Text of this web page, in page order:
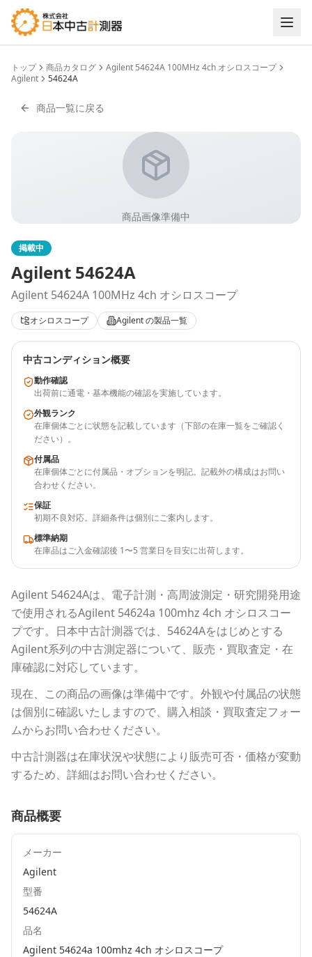
トップ 商品カタログ
Agilent 54624A 100MHz 4ch オシロスコープ
Agilent
54624A
商品一覧に戻る
商品画像準備中
掲載中
Agilent 54624A
Agilent 54624A 100MHz 4ch オシロスコープ
オシロスコープ Agilentの製品一覧
中古コンディション概要
動作確認
出荷前に通電・基本機能の確認を実施しています。
外観ランク
在庫個体ごとに状態を記載しています（下部の在庫一覧をご確認く
ださい）。
付属品
在庫個体ごとに付属品・オプションを明記。記載外の構成はお問い
合わせください。
保証
初期不良対応。詳細条件は個別にご案内します。
標準納期
在庫品はご入金確認後 1〜5 営業日を目安に出荷します。
Agilent 54624Aは、電子計測・高周波測定・研究開発用途
で使用されるAgilent 54624a 100mhz 4ch オシロスコー
プです。 日本中古計測器では、 54624Aをはじめとする
Agilent系列の中古測定器について、販売・買取査定・在
庫確認に対応しています。
現在、この商品の画像は準備中です。外観や付属品の状態
は個別に確認いたしますので、購入相談・買取査定フォー
ムからお問い合わせください。
中古計測器は在庫状況や状態により販売可否・価格が変動
するため、詳細はお問い合わせください。
商品概要
メーカー
Agilent
型番
54624A
品名
Agilent 54624a 100mhz 4ch オシロスコープ